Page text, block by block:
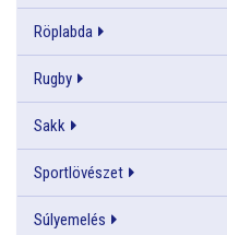
Röplabda
Rugby
Sakk
Sportlövészet
Súlyemelés